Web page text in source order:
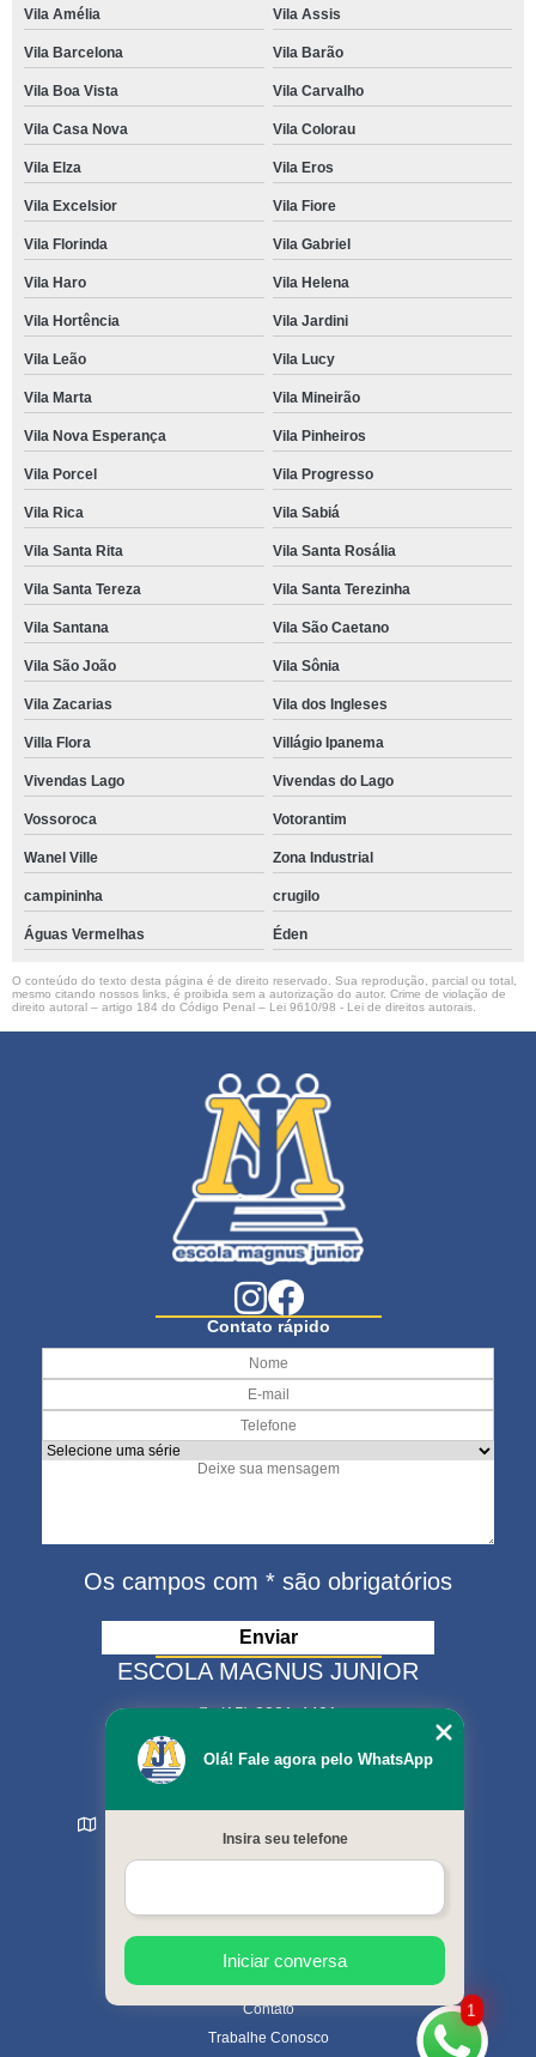
Vila Amélia Vila Assis
Vila Barcelona Vila Barão
Vila Boa Vista Vila Carvalho
Vila Casa Nova Vila Colorau
Vila Elza Vila Eros
Vila Excelsior Vila Fiore
Vila Florinda Vila Gabriel
Vila Haro Vila Helena
Vila Hortência Vila Jardini
Vila Leão Vila Lucy
Vila Marta Vila Mineirão
Vila Nova Esperança Vila Pinheiros
Vila Porcel Vila Progresso
Vila Rica Vila Sabiá
Vila Santa Rita Vila Santa Rosália
Vila Santa Tereza Vila Santa Terezinha
Vila Santana Vila São Caetano
Vila São João Vila Sônia
Vila Zacarias Vila dos Ingleses
Villa Flora Villágio Ipanema
Vivendas Lago Vivendas do Lago
Vossoroca Votorantim
Wanel Ville Zona Industrial
campininha crugilo
Águas Vermelhas Éden
O conteúdo do texto desta página é de direito reservado. Sua reprodução, parcial ou total,
mesmo citando nossos links, é proibida sem a autorização do autor. Crime de violação de
direito autoral – artigo 184 do Código Penal – Lei 9610/98 - Lei de direitos autorais
Contato rápido
Os campos com * são obrigatórios
ESCOLA MAGNUS JUNIOR
(15) 3321-4401
(15) 99630-9333
matriculas@escolamagnus.com.br
Sorocaba - SP - CEP: 18044-130
MENU
Cursos oferecidos
Contato
Trabalhe Conosco
1
Olá! Fale agora pelo WhatsApp
Insira seu telefone
Iniciar conversa